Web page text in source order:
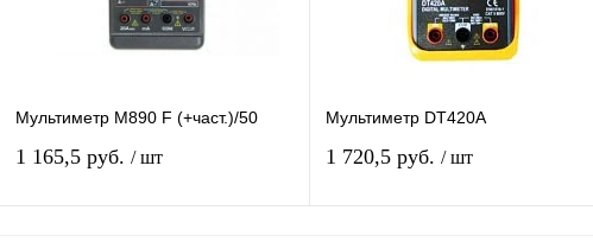
Мультиметр М890 F (+част.)/50
1 165,5 руб. / шт
Мультиметр DT420A
1 720,5 руб. / шт